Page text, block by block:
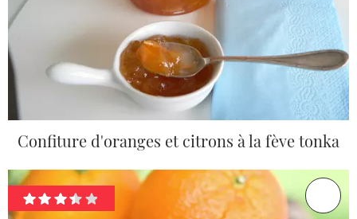
Confiture d'oranges et citrons à la fève tonka